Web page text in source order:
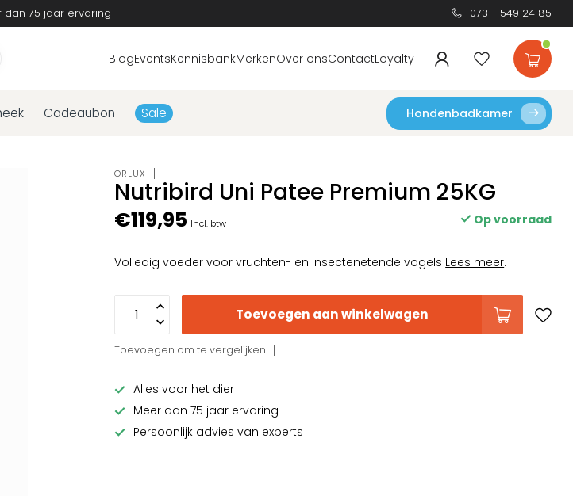
dan 75 jaar ervaring 073 - 549 24 85
BlogEventsKennisbankMerkenOver onsContactLoyalty
Cadeaubon Sale Hondenbadkamer
ORLUX
Nutribird Uni Patee Premium 25KG
€119,95 Incl. btw Op voorraad
Volledig voeder voor vruchten- en insectenetende vogels Lees meer.
Toevoegen aan winkelwagen
Toevoegen om te vergelijken
Alles voor het dier
Meer dan 75 jaar ervaring
Persoonlijk advies van experts